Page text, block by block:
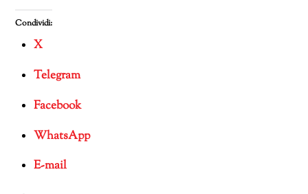
Condividi:
X
Telegram
Facebook
WhatsApp
E-mail